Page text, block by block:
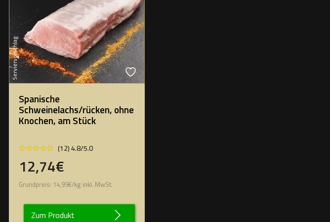
Serviervorschlag
Spanische
Schweinelachs/rücken, ohne
Knochen, am Stück
★★★★★
★★★★★ (12) 4.8/5.0
12,74€
Grundpreis: 14,99€/kg inkl. MwSt.
Zum Produkt